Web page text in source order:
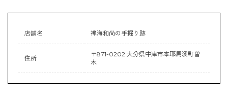
店舗名 禅海和尚の手掘り跡
住所
〒871-0202 大分県中津市本耶馬溪町曽
木